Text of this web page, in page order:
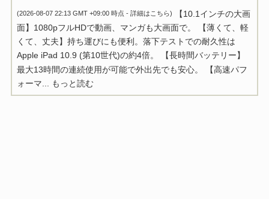
(2026-08-07 22:13 GMT +09:00 時点 - 詳細はこちら)
【10.1インチの大画
面】1080pフルHDで動画、マンガも大画面で。 【薄くて、軽
くて、丈夫】持ち運びにも便利。落下テストでの耐久性は
Apple iPad 10.9 (第10世代)の約4倍。 【長時間バッテリー】
最大13時間の連続使用が可能で外出先でも安心。 【高速パフ
ォーマ...
もっと読む